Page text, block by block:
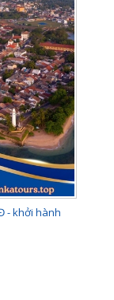
- khởi hành